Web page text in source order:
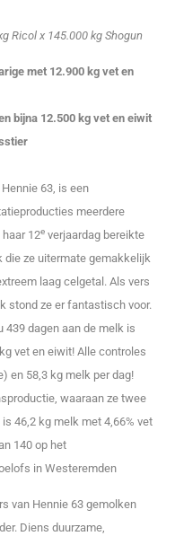
Ricol x 145.000 kg Shogun
met 12.900 kg vet en
bijna 12.500 kg vet en eiwit
63, is een
meerdere
haar 12e verjaardag bereikte
die ze uitermate gemakkelijk
laag celgetal. Als vers
stond ze er fantastisch voor.
439 dagen aan de melk is
vet en eiwit! Alle controles
en 58,3 kg melk per dag!
waaraan ze twee
46,2 kg melk met 4,66% vet
140 op het
in Westeremden
van Hennie 63 gemolken
Diens duurzame,